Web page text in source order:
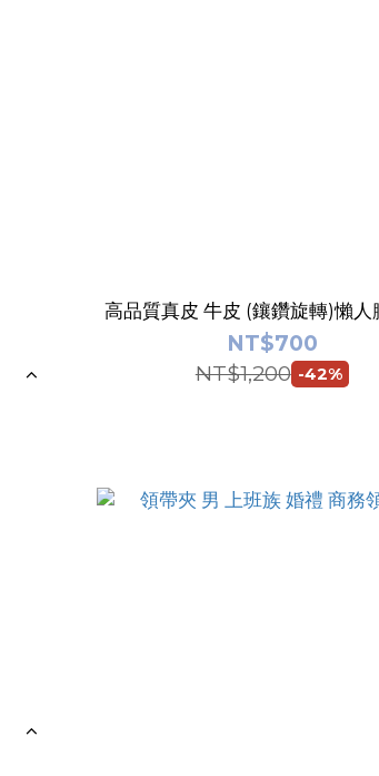
高品質真皮 牛皮 (鑲鑽旋轉)懶人
NT$700
NT$1,200 -42%